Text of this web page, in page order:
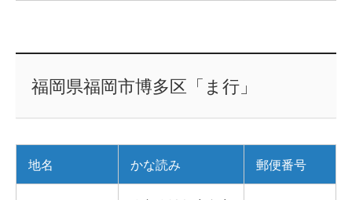
福岡県福岡市博多区「ま行」
地名 かな読み 郵便番号